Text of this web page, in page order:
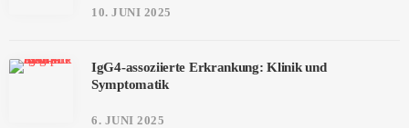
10. JUNI 2025
IgG4-assoziierte Erkrankung: Klinik und
Symptomatik
6. JUNI 2025